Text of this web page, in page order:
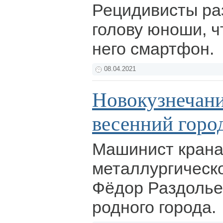
Рецидивисты
голову юноши,
него смартфон.
08.04.2021
весенний
Машинист крана
Фёдор
родного города.